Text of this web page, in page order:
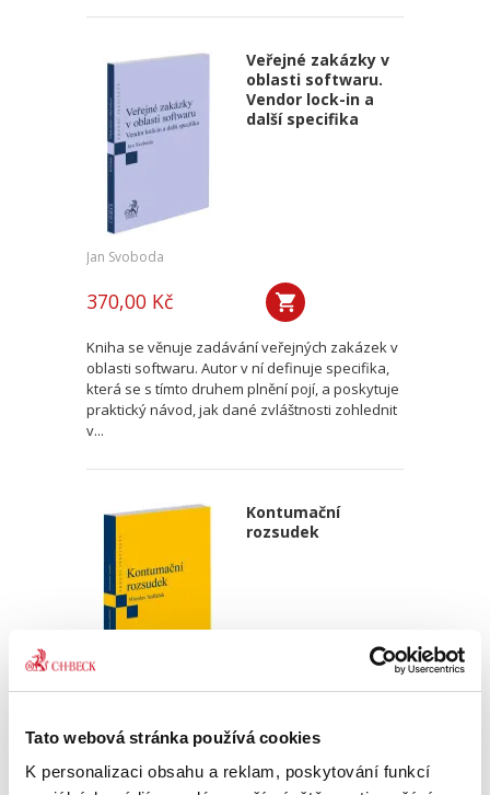
Tato webová stránka používá cookies
K personalizaci obsahu a reklam, poskytování funkcí
Veřejné zakázky v
oblasti softwaru.
Vendor lock-in a
další specifika
Jan Svoboda
370,00 Kč
Kniha se věnuje zadávání veřejných zakázek v
oblasti softwaru. Autor v ní definuje specifika,
která se s tímto druhem plnění pojí, a poskytuje
praktický návod, jak dané zvláštnosti zohlednit
v...
Kontumační
rozsudek